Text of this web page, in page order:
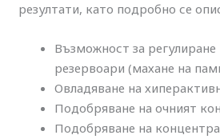
резултати, като подробно се
Възможност за регулиране
резервоари (махане на
Овладяване на
Подобряване на очният
Подобряване на